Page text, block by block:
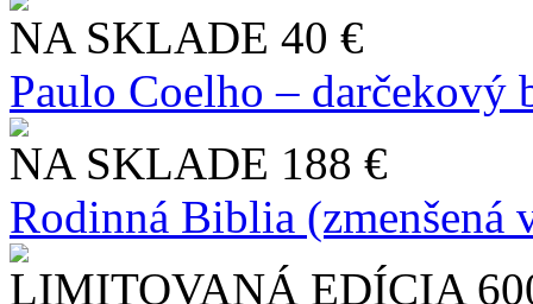
NA SKLADE 40 €
Paulo Coelho – darčekový
NA SKLADE 188 €
Rodinná Biblia (zmenšená
LIMITOVANÁ EDÍCIA